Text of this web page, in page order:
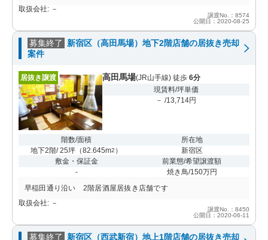
取扱会社: －
譲渡No.：8574
公開日：2020-08-25
募集終了
新宿区（高田馬場）地下2階店舗の居抜き売却
案件
居抜き譲渡 高田馬場(JR山手線) 徒歩 6分
現賃料/坪単価
－ /13,714円
階数/面積
地下2階/ 25坪 （82.645m2 ）
所在地
新宿区
敷金・保証金
-
前業態/希望譲渡額
焼き鳥/150万円
早稲田通り沿い 2階居酒屋居抜き店舗です
取扱会社: －
譲渡No.：8450
公開日：2020-06-11
募集終了 新宿区（西武新宿）地上1階店舗の居抜き売却